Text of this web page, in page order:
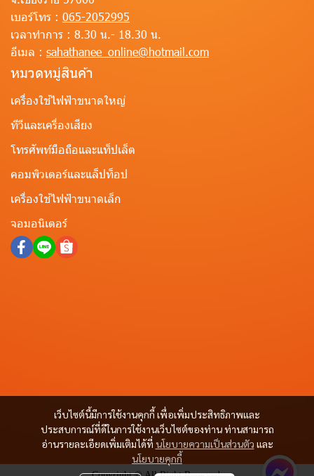
เว็บไซต์นี้มีการใช้งานคุกกี้ เพื่อเพิ่มประสิทธิภาพและ
ประสบการณ์ที่ดีในการใช้งานเว็บไซต์ของท่าน ท่านสามารถ
อ่านรายละเอียดเพิ่มเติมได้ที่ นโยบายความเป็นส่วนตัว และ
นโยบายคุกกี้
เบอร์โทร : 065-2052995
เวลาทำการ : 8.30 น.- 18.30 น.
อีเมล : sahathanee_online@hotmail.com
หมวดหมู่สินค้า
เครื่องใช้ไฟฟ้าขนาดใหญ่
ทีวีและเครื่องเสียง
โทรศัพท์มือถือและแท็ปเล็ต
คอมพิวเตอร์และแล็ปท็อป
เครื่องใช้ไฟฟ้าขนาดเล็ก
จอมอนิเตอร์